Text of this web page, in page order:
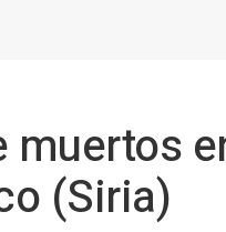
(Siria)